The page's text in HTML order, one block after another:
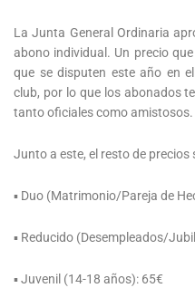
La Junta General Ordinaria
abono individual. Un precio
que se disputen este año en
club, por lo que los abonados
tanto oficiales como amistosos.
Junto a este, el resto de precios
▪ Duo (Matrimonio/Pareja de
▪ Reducido (Desempleados/
▪ Juvenil (14-18 años): 65€